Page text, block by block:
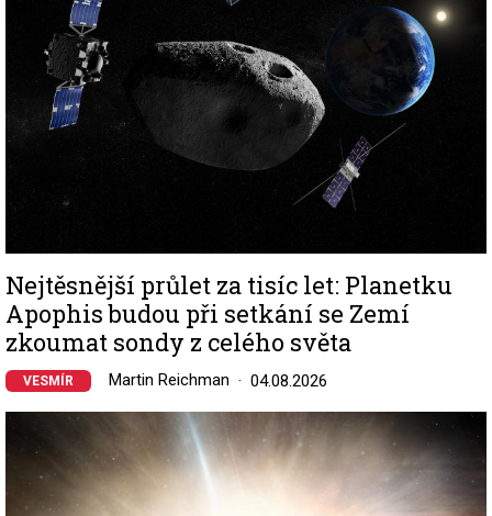
Nejtěsnější průlet za tisíc let: Planetku
Apophis budou při setkání se Zemí
zkoumat sondy z celého světa
VESMÍR Martin Reichman 04.08.2026
Image